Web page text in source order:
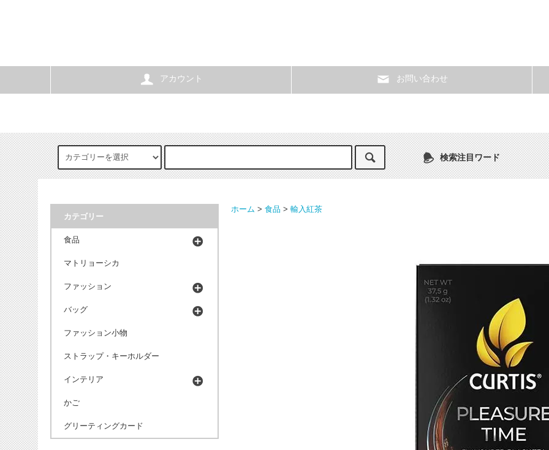
アカウント お問い合わせ
検索注目ワード
ホーム > 食品 > 輸入紅茶
カテゴリー
食品
マトリョーシカ
ファッション
バッグ
ファッション小物
ストラップ・キーホルダー
インテリア
かご
グリーティングカード